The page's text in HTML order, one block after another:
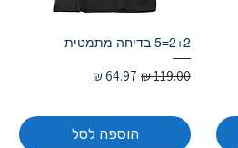
2+2=5 בדיחה מתמטית
מחיר רגיל מחיר מבצע
הוספה לסל